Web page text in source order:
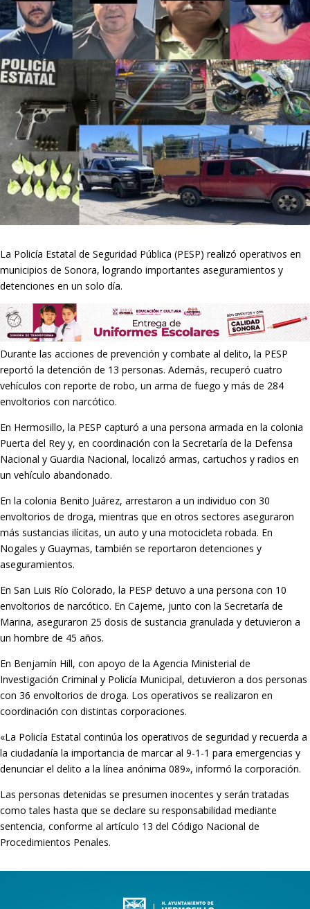
La Policía Estatal de Seguridad Pública (PESP) realizó operativos en
municipios de Sonora, logrando importantes aseguramientos y
detenciones en un solo día.
Durante las acciones de prevención y combate al delito, la PESP
reportó la detención de 13 personas. Además, recuperó cuatro
vehículos con reporte de robo, un arma de fuego y más de 284
envoltorios con narcótico.
En Hermosillo, la PESP capturó a una persona armada en la colonia
Puerta del Rey y, en coordinación con la Secretaría de la Defensa
Nacional y Guardia Nacional, localizó armas, cartuchos y radios en
un vehículo abandonado.
En la colonia Benito Juárez, arrestaron a un individuo con 30
envoltorios de droga, mientras que en otros sectores aseguraron
más sustancias ilícitas, un auto y una motocicleta robada. En
Nogales y Guaymas, también se reportaron detenciones y
aseguramientos.
En San Luis Río Colorado, la PESP detuvo a una persona con 10
envoltorios de narcótico. En Cajeme, junto con la Secretaría de
Marina, aseguraron 25 dosis de sustancia granulada y detuvieron a
un hombre de 45 años.
En Benjamín Hill, con apoyo de la Agencia Ministerial de
Investigación Criminal y Policía Municipal, detuvieron a dos personas
con 36 envoltorios de droga. Los operativos se realizaron en
coordinación con distintas corporaciones.
«La Policía Estatal continúa los operativos de seguridad y recuerda a
la ciudadanía la importancia de marcar al 9-1-1 para emergencias y
denunciar el delito a la línea anónima 089», informó la corporación.
Las personas detenidas se presumen inocentes y serán tratadas
como tales hasta que se declare su responsabilidad mediante
sentencia, conforme al artículo 13 del Código Nacional de
Procedimientos Penales.